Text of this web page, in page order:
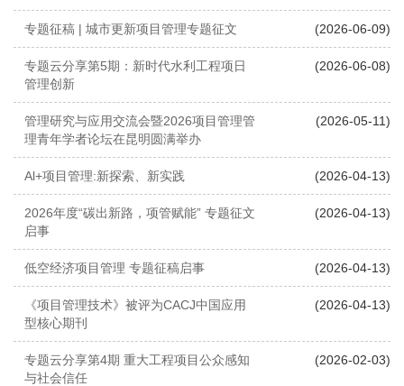
专题征稿 | 城市更新项目管理专题征文 (2026-06-09)
专题云分享第5期：新时代水利工程项日
管理创新
(2026-06-08)
管理研究与应用交流会暨2026项目管理管
理青年学者论坛在昆明圆满举办
(2026-05-11)
Al+项目管理:新探索、新实践 (2026-04-13)
2026年度“碳出新路，项管赋能” 专题征文
启事
(2026-04-13)
低空经济项目管理 专题征稿启事 (2026-04-13)
《项目管理技术》被评为CACJ中国应用
型核心期刊
(2026-04-13)
专题云分享第4期 重大工程项目公众感知
与社会信任
(2026-02-03)